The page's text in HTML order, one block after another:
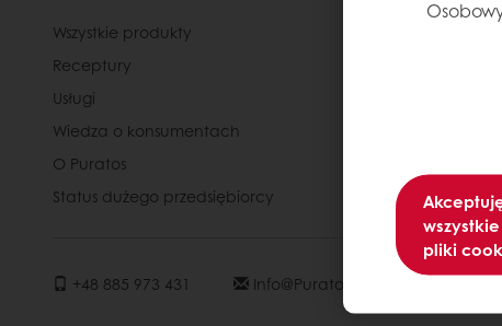
wszystkie
pliki
Wszystkie produkty
Receptury
Usługi
Wiedza o konsumentach
O Puratos
Status dużego przedsiębiorcy
+48 885 973 431 Info@puratos.pl